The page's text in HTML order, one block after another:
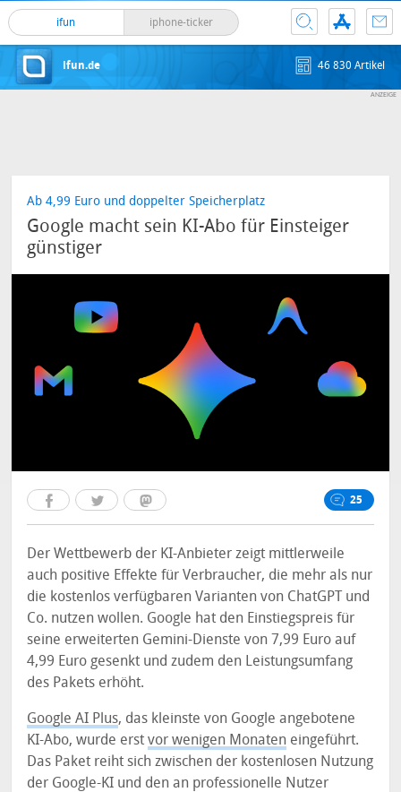
ifun iphone-ticker
ifun.de 46 830 Artikel
Ab 4,99 Euro und doppelter Speicherplatz
Google macht sein KI-Abo für Einsteiger
günstiger
25
Der Wettbewerb der KI-Anbieter zeigt mittlerweile
auch positive Effekte für Verbraucher, die mehr als nur
die kostenlos verfügbaren Varianten von ChatGPT und
Co. nutzen wollen. Google hat den Einstiegspreis für
seine erweiterten Gemini-Dienste von 7,99 Euro auf
4,99 Euro gesenkt und zudem den Leistungsumfang
des Pakets erhöht.
Google AI Plus, das kleinste von Google angebotene
KI-Abo, wurde erstvor wenigen Monaten eingeführt.
Das Paket reiht sich zwischen der kostenlosen Nutzung
der Google-KI und den an professionelle Nutzer